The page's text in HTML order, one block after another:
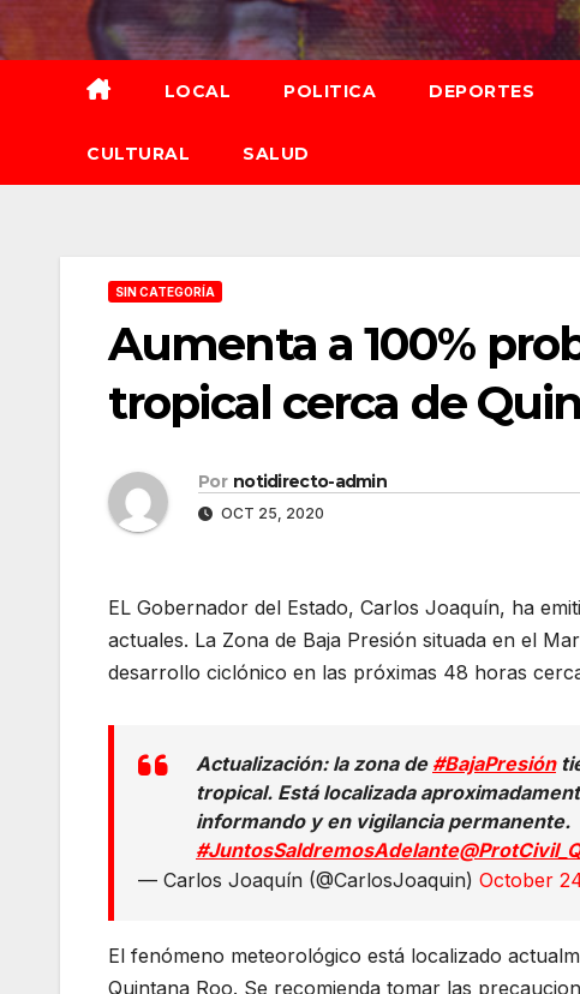
al
contenido
LOCAL POLITICA DEPORTES
CULTURAL SALUD
SIN CATEGORÍA
Aumenta a 100%
tropical cerca de
Por notidirecto-admin
OCT 25, 2020
EL Gobernador del Estado, Carlos Joaquín, ha
actuales. La Zona de Baja Presión situada en el
desarrollo ciclónico en las próximas 48 horas
Actualización: la zona de #BajaPresión
tropical. Está localizada
informando y en vigilancia permanente.
#JuntosSaldremosAdelante
— Carlos Joaquín (@CarlosJoaquin) October
El fenómeno meteorológico está localizado
Quintana Roo. Se recomienda tomar las